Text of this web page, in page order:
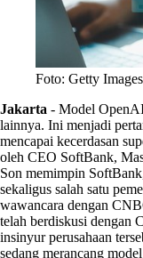
Foto: Getty
Jakarta - Model
lainnya. Ini menjadi
mencapai kecerdasan
oleh CEO SoftBank,
Son memimpin
sekaligus salah satu
wawancara dengan
telah berdiskusi dengan
insinyur perusahaan
sedang merancang